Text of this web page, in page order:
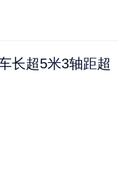
长超5米3轴距超